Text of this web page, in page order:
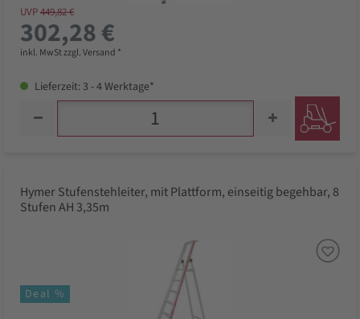
UVP449,82 €
302,28 €
inkl. MwSt zzgl. Versand *
Lieferzeit: 3 - 4 Werktage*
Hymer Stufenstehleiter, mit Plattform, einseitig begehbar, 8
Stufen AH 3,35m
Deal %